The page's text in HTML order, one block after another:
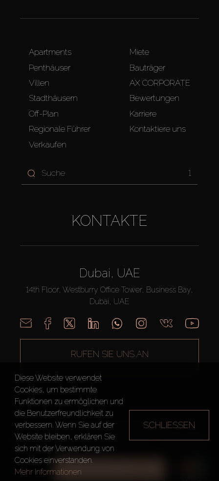
ALLE FILTER
Apartments
Penthäuser
Villen
Stadthäusern
Off-Plan
Regionale Führer
Verkaufen
Miete
Bauträger
AX CORPORATE
Bewertungen
Karriere
Kontaktiere uns
1
KONTAKTE
Dubai, UAE
14th Floor, Westburry Office Tower, Business Bay,
Dubai, UAE
RUFEN SIE UNS AN
AX CAPITAL ©2026 Alle Rechte vorbehalten
Nutzungsbedingungen
Datenschutzrichtlinie Seitenverzeichnis
Diese Website verwendet
Cookies, um bestimmte
Funktionen zu ermöglichen und
die Benutzerfreundlichkeit zu
verbessern. Wenn Sie auf der
Website bleiben, erklären Sie
sich mit der Verwendung von
Cookies einverstanden.
Mehr Informationen
SCHLIESSEN